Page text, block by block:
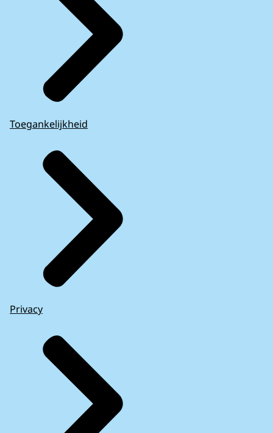
Toegankelijkheid
Privacy